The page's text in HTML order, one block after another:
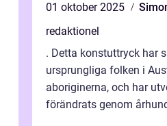
01 oktober 2025
redaktionel
. Detta konstuttryck har
ursprungliga folken i
aboriginerna, och har
förändrats genom